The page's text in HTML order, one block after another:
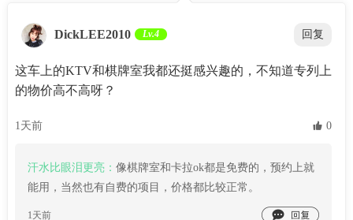
DickLEE2010 Lv.4 回复
这车上的KTV和棋牌室我都还挺感兴趣的，不知道专列上
的物价高不高呀？
1天前  0
汗水比眼泪更亮： 像棋牌室和卡拉ok都是免费的，预约上就
能用，当然也有自费的项目，价格都比较正常。
1天前 